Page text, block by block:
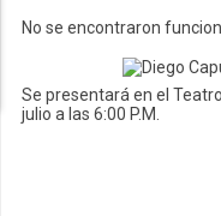
No se encontraron
Se presentará en el
julio a las 6:00 P.M.